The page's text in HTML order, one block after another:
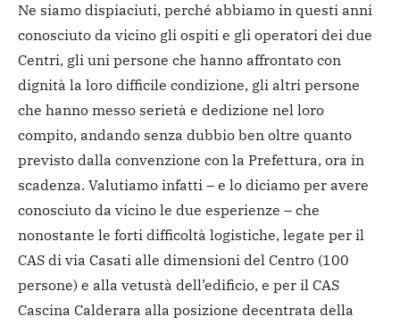
Ne siamo dispiaciuti, perché abbiamo in questi anni
conosciuto da vicino gli ospiti e gli operatori dei due
Centri, gli uni persone che hanno affrontato con
dignità la loro difficile condizione, gli altri persone
che hanno messo serietà e dedizione nel loro
compito, andando senza dubbio ben oltre quanto
previsto dalla convenzione con la Prefettura, ora in
scadenza. Valutiamo infatti – e lo diciamo per avere
conosciuto da vicino le due esperienze – che
nonostante le forti difficoltà logistiche, legate per il
CAS di via Casati alle dimensioni del Centro (100
persone) e alla vetustà dell’edificio, e per il CAS
Cascina Calderara alla posizione decentrata della